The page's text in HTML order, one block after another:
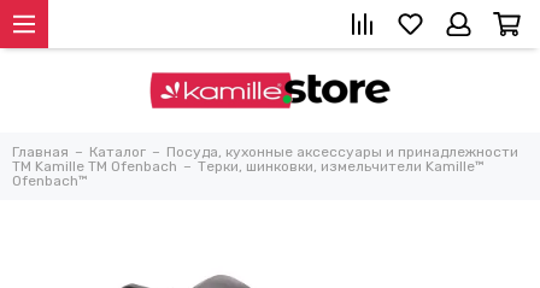
Главная Каталог
Посуда, кухонные аксессуары и принадлежности
TM Kamille TM Ofenbach
Терки, шинковки, измельчители Kamille™
Ofenbach™